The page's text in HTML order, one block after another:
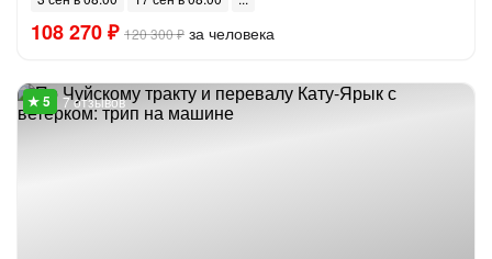
108 270 ₽ 120 300 ₽ за человека
7 отзывов